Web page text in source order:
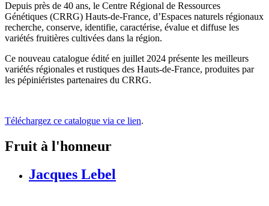
Depuis près de 40 ans, le Centre Régional de Ressources
Génétiques (CRRG) Hauts-de-France, d’Espaces naturels régionaux
recherche, conserve, identifie, caractérise, évalue et diffuse les
variétés fruitières cultivées dans la région.
Ce nouveau catalogue édité en juillet 2024 présente les meilleurs
variétés régionales et rustiques des Hauts-de-France, produites par
les pépiniéristes partenaires du CRRG.
Téléchargez ce catalogue via ce lien.
Fruit à l'honneur
Jacques Lebel